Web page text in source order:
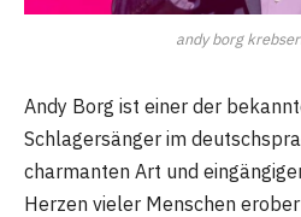
andy borg
Andy Borg ist einer der
Schlagersänger im
charmanten Art und
Herzen vieler Menschen